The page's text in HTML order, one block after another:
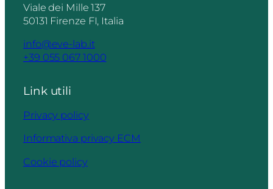
Viale dei Mille 137
50131 Firenze FI, Italia
info@eve-lab.it
+39 055 067 1000
Link utili
Privacy policy
Informativa privacy ECM
Cookie policy